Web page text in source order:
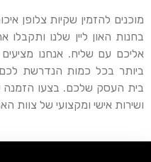
מוכנים להזמין שקיות צלופן
בחנות האון ליין שלנו
אליכם עם שליח. אנחנו
ביותר בכל כמות הנדרשת
בית העסק שלכם. בצעו הזמנה
ושירות אישי ומקצועי של צוות